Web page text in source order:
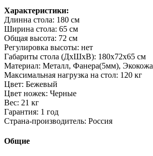
Характеристики:
Длинна стола: 180 см
Ширина стола: 65 см
Общая высота: 72 см
Регулировка высоты: нет
Габариты стола (ДхШхВ): 180х72х65 см
Материал: Металл, Фанера(5мм), Экокожа
Максимальная нагрузка на стол: 120 кг
Цвет: Бежевый
Цвет ножек: Черные
Вес: 21 кг
Гарантия: 1 год
Страна-производитель: Россия
Общие